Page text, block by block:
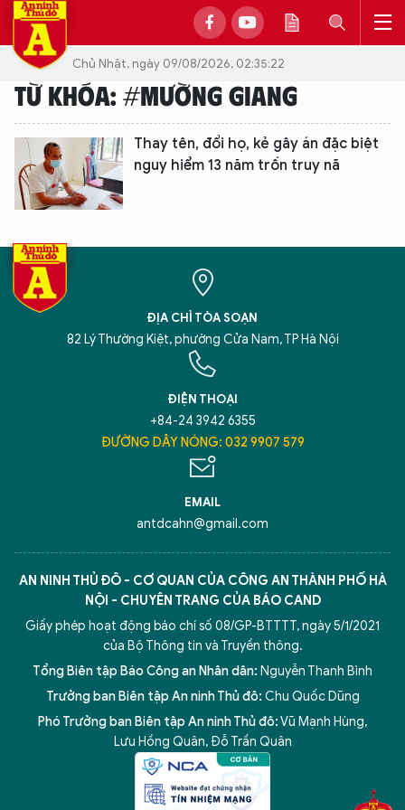
Chủ Nhật, ngày 09/08/2026, 02:35:22
TỪ KHÓA: #MƯỜNG GIANG
Thay tên, đổi họ, kẻ gây án đặc biệt
nguy hiểm 13 năm trốn truy nã
ĐỊA CHỈ TÒA SOẠN
82 Lý Thường Kiệt, phường Cửa Nam, TP Hà Nội
ĐIỆN THOẠI
+84-24 3942 6355
ĐƯỜNG DÂY NÓNG: 032 9907 579
EMAIL
antdcahn@gmail.com
AN NINH THỦ ĐÔ - CƠ QUAN CỦA CÔNG AN THÀNH PHỐ HÀ
NỘI - CHUYÊN TRANG CỦA BÁO CAND
Giấy phép hoạt động báo chí số 08/GP-BTTTT, ngày 5/1/2021
của Bộ Thông tin và Truyền thông.
Tổng Biên tập Báo Công an Nhân dân: Nguyễn Thanh Bình
Trưởng ban Biên tập An ninh Thủ đô: Chu Quốc Dũng
Phó Trưởng ban Biên tập An ninh Thủ đô:Vũ Mạnh Hùng,
Lưu Hồng Quân, Đỗ Trần Quân
TÔI LÀ CHATBOT CỦA
Hãy hỏi tôi bất kỳ điều gì bạn cần biết về
An Ninh Thủ Đô nhé. Tôi sẵn sàng hỗ trợ!
5 điểm nghẽn của Hà Nội giải pháp xử lý điểm nghẽn của